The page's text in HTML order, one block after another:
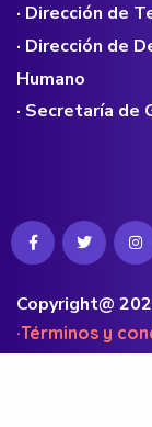
· Dirección de
· Dirección de
Humano
· Secretaría de
Copyright@
·Términos y